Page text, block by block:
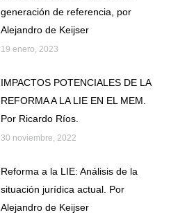
generación de referencia, por
Alejandro de Keijser
19 enero, 2023
IMPACTOS POTENCIALES DE LA
REFORMA A LA LIE EN EL MEM.
Por Ricardo Ríos.
30 noviembre, 2022
Reforma a la LIE: Análisis de la
situación jurídica actual. Por
Alejandro de Keijser